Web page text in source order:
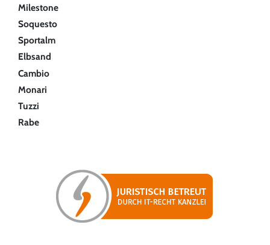
Milestone
Soquesto
Sportalm
Elbsand
Cambio
Monari
Tuzzi
Rabe